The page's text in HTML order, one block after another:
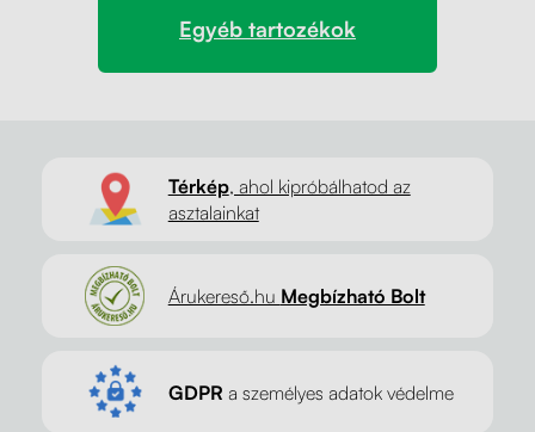
Egyéb tartozékok
Térkép, ahol kipróbálhatod az
asztalainkat
Árukereső.hu Megbízható Bolt
GDPR a személyes adatok védelme